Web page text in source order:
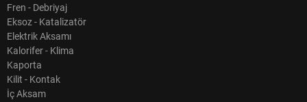
Fren - Debriyaj
Eksoz - Katalizatör
Elektrik Aksamı
Kalorifer - Klima
Kaporta
Kilit - Kontak
İç Aksam